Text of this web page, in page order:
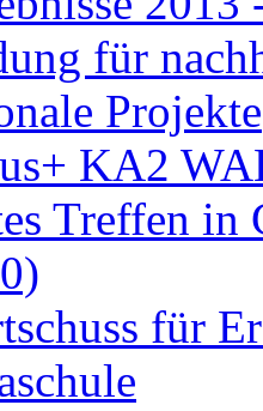
für
Projekte
KA2
Treffen in
für